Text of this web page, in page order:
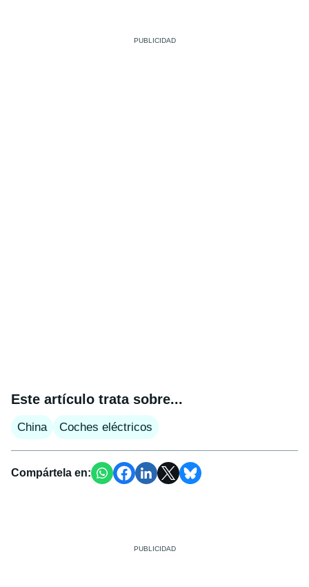
Este artículo trata sobre...
China Coches eléctricos
Compártela en: